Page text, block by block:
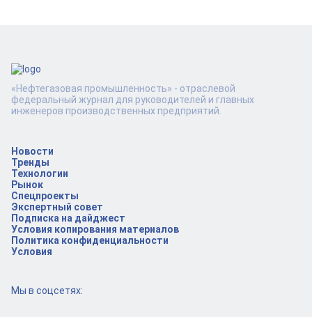
Новости
Тренды
Технологии
Рынок
Спецпроекты
Экспертный совет
Подписка на дайджест
Условия копирования материалов
Политика конфиденциальности
Условия
Мы в соцсетях:
«Нефтегазовая промышленность» - отраслевой
федеральный журнал для руководителей и главных
инженеров производственных предприятий.